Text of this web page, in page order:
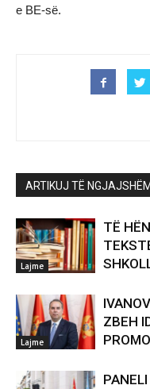
e BE-së.
ARTIKUJ TË NGJAJSHËM
Lajme
TË
Lajme
ZBEH